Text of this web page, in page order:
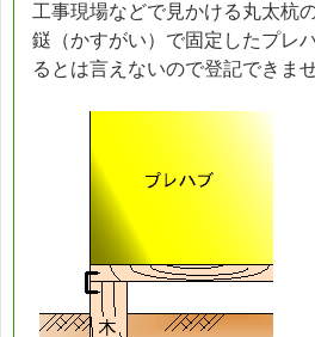
工事現場などで見かける丸太杭
鎹（かすがい）で固定したプレ
るとは言えないので登記できませ